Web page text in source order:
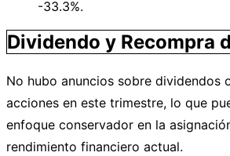
-33.3%.
Dividendo y Recompra
No hubo anuncios sobre dividendos
acciones en este trimestre, lo que
enfoque conservador en la
rendimiento financiero actual.